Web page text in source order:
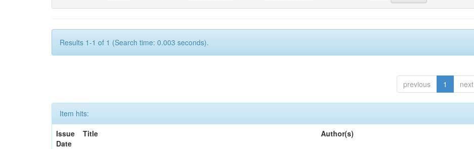
Results 1-1 of 1 (Search time: 0.003 seconds).
previous 1 next
Item hits:
Issue
Date
Title Author(s)